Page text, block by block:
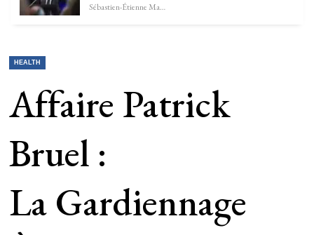
Sébastien-Étienne Marechal
HEALTH
Affaire Patrick
Bruel :
La Gardiennage